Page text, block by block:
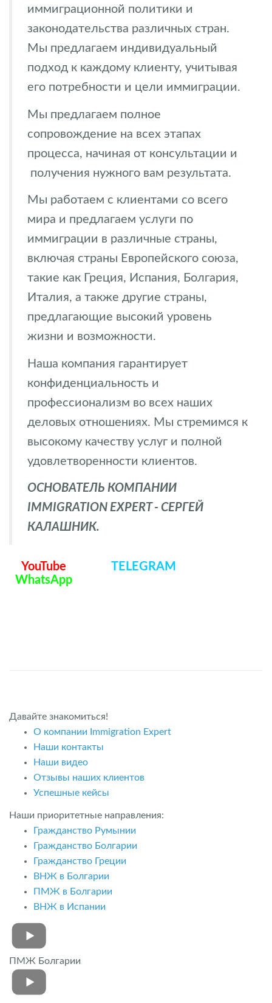
иммиграционной политики и
законодательства различных стран.
Мы предлагаем индивидуальный
подход к каждому клиенту, учитывая
его потребности и цели иммиграции.
Мы предлагаем полное
сопровождение на всех этапах
процесса, начиная от консультации и
получения нужного вам результата.
Мы работаем с клиентами со всего
мира и предлагаем услуги по
иммиграции в различные страны,
включая страны Европейского союза,
такие как Греция, Испания, Болгария,
Италия, а также другие страны,
предлагающие высокий уровень
жизни и возможности.
Наша компания гарантирует
конфиденциальность и
профессионализм во всех наших
деловых отношениях. Мы стремимся к
высокому качеству услуг и полной
удовлетворенности клиентов.
ОСНОВАТЕЛЬ КОМПАНИИ
IMMIGRATION EXPERT - СЕРГЕЙ
КАЛАШНИК.
YouTube
TELEGRAM
WhatsApp
Давайте знакомиться!
О компании Immigration Expert
Наши контакты
Наши видео
Отзывы наших клиентов
Успешные кейсы
Наши приоритетные направления:
Гражданство Румынии
Гражданство Болгарии
Гражданство Греции
ВНЖ в Болгарии
ПМЖ в Болгарии
ВНЖ в Испании
ПМЖ Болгарии